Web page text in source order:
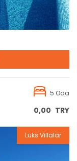
5 Oda
0,00 TRY
Lüks Villalar